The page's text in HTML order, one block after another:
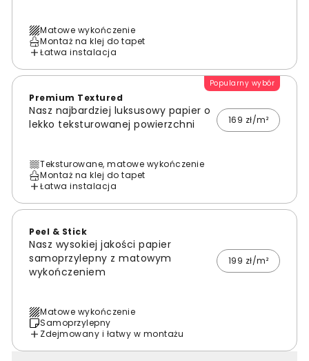
Matowe wykończenie
Montaż na klej do tapet
Łatwa instalacja
Popularny wybór
Premium Textured
Nasz najbardziej luksusowy papier o
lekko teksturowanej powierzchni
169 zł/m²
Teksturowane, matowe wykończenie
Montaż na klej do tapet
Łatwa instalacja
Peel & Stick
Nasz wysokiej jakości papier
samoprzylepny z matowym
wykończeniem
199 zł/m²
Matowe wykończenie
Samoprzylepny
Zdejmowany i łatwy w montażu